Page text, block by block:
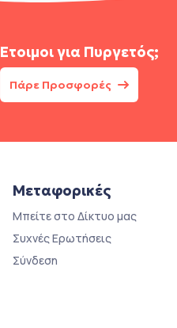
Έτοιμοι για Πυργετός;
Πάρε Προσφορές
Μεταφορικές
Μπείτε στο Δίκτυο μας
Συχνές Ερωτήσεις
Σύνδεση